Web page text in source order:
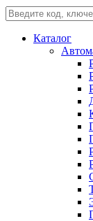
Каталог